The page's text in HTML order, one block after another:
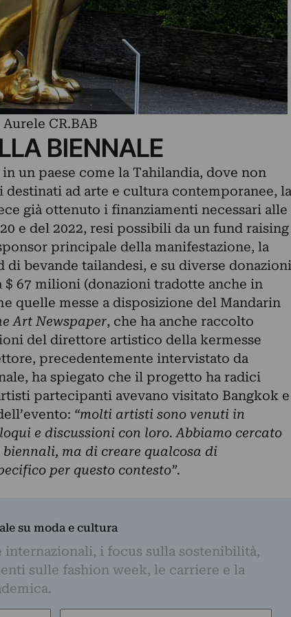
CR.BAB
BIENNALE
un paese come la Tahilandia, dove non
ad arte e cultura contemporanee, la
già ottenuto i finanziamenti necessari alle
e del 2022, resi possibili da un fund raising
principale della manifestazione, la
di bevande tailandesi, e su diverse donazioni
67 milioni (donazioni tradotte anche in
quelle messe a disposizione del Mandarin
Art Newspaper, che ha anche raccolto
del direttore artistico della kermesse
precedentemente intervistato da
ha spiegato che il progetto ha radici
partecipanti avevano visitato Bangkok e
“molti artisti sono venuti in
e discussioni con loro. Abbiamo cercato
ma di creare qualcosa di
per questo contesto”.
su moda e cultura
internazionali, i focus sulla sostenibilità,
sulle fashion week, le carriere e la